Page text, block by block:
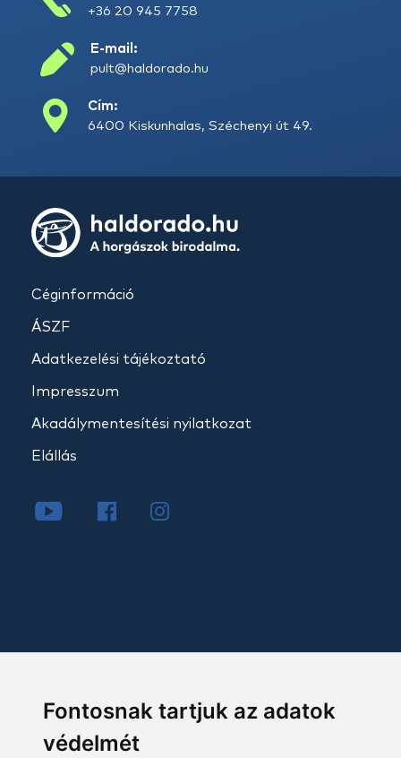
Fontosnak tartjuk az adatok
védelmét
+36 20 945 7758
E-mail:
pult@haldorado.hu
Cím:
6400 Kiskunhalas, Széchenyi út 49.
Céginformáció
ÁSZF
Adatkezelési tájékoztató
Impresszum
Akadálymentesítési nyilatkozat
Elállás